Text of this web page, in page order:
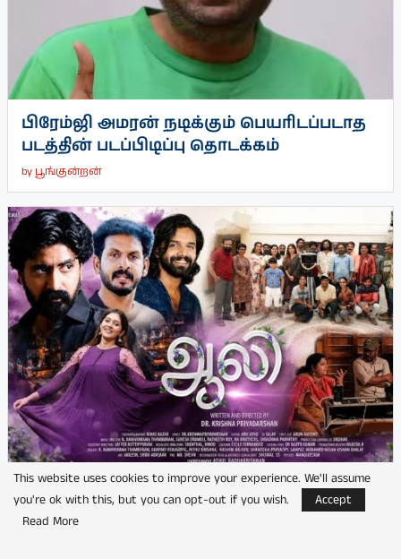
பிரேம்ஜி அமரன் நடிக்கும் பெயரிடப்படாத
படத்தின் படப்பிடிப்பு தொடக்கம்
by பூங்குன்றன்
நடிகர் பிரஜின் நடிக்கும் ‘ஆலி’
byபூங்குன்றன்
This website uses cookies to improve your experience. We'll assume
you're ok with this, but you can opt-out if you wish.
Accept
Read More